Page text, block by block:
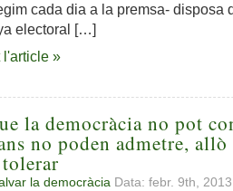
cada dia a la premsa- disposa
electoral […]
l'article »
la democràcia no pot
no poden admetre,
la democràcia Data: febr. 9th,